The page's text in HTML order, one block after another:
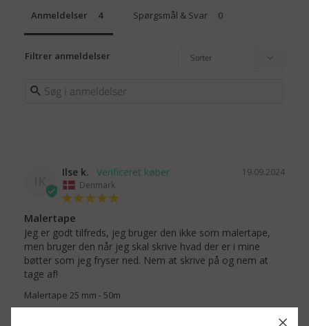
Anmeldelser Spørgsmål & Svar
Filtrer anmeldelser
19.09.2024
Ilse k.
Denmark
Malertape
Jeg er godt tilfreds, jeg bruger den ikke som malertape,
men bruger den når jeg skal skrive hvad der er i mine
bøtter som jeg fryser ned. Nem at skrive på og nem at
tage af!
Malertape 25 mm - 50m
0